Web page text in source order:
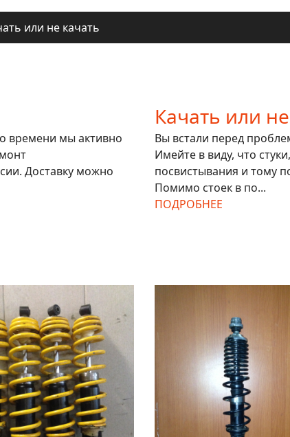
или не качать
времени мы активно
Доставку можно
Качать или
Вы встали перед
Имейте в виду, что
посвистывания и тому
Помимо стоек в по...
ПОДРОБНЕЕ